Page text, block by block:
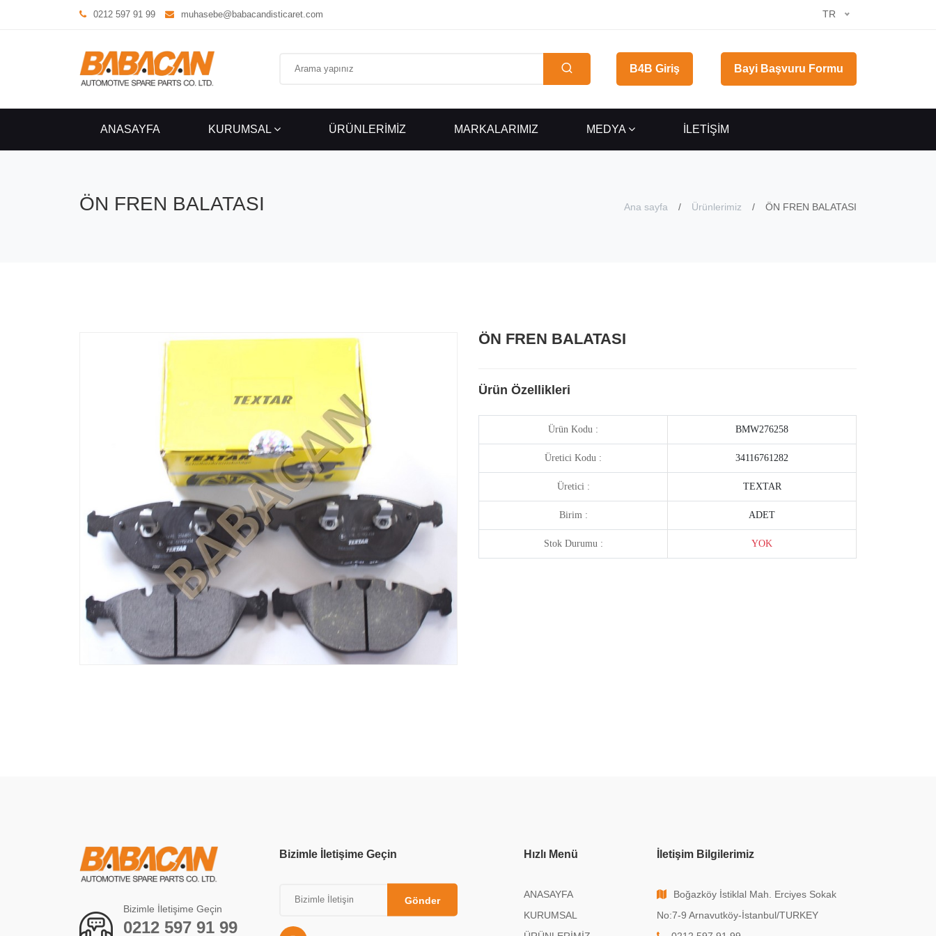
0212 597 91 99 muhasebe@babacandisticaret.com TR
B4B Giriş Bayi Başvuru Formu
ANASAYFA KURUMSAL ÜRÜNLERİMİZ MARKALARIMIZ MEDYA İLETİŞİM
ÖN FREN BALATASI Ana sayfa Ürünlerimiz ÖN FREN BALATASI
ÖN FREN BALATASI
Ürün Özellikleri
Ürün Kodu : BMW276258
Üretici Kodu : 34116761282
Üretici : TEXTAR
Birim : ADET
Stok Durumu : YOK
Bizimle İletişime Geçin
0212 597 91 99
Bizimle İletişime Geçin
Gönder
Hızlı Menü
ANASAYFA
KURUMSAL
İletişim Bilgilerimiz
Boğazköy İstiklal Mah. Erciyes Sokak
No:7-9 Arnavutköy-İstanbul/TURKEY